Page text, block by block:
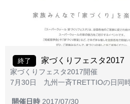
終了 家づくりフェスタ2017
家づくりフェスタ2017開催
7月30日 九州一斉TRETTIOの日同
開催日時 2017/07/30